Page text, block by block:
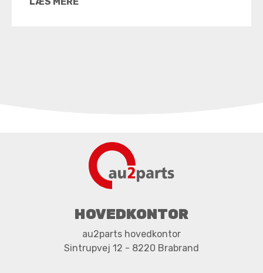
HOVEDKONTOR
au2parts hovedkontor
Sintrupvej 12 - 8220 Brabrand